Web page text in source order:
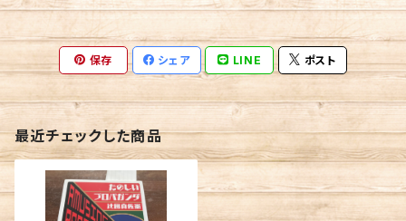
保存 シェア LINE ポスト
最近チェックした商品